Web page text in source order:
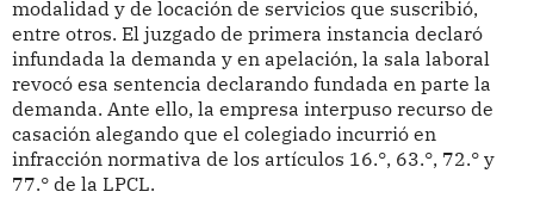
modalidad y de locación de servicios que suscribió,
entre otros. El juzgado de primera instancia declaró
infundada la demanda y en apelación, la sala laboral
revocó esa sentencia declarando fundada en parte la
demanda. Ante ello, la empresa interpuso recurso de
casación alegando que el colegiado incurrió en
infracción normativa de los artículos 16.°, 63.°, 72.° y
77.° de la LPCL.